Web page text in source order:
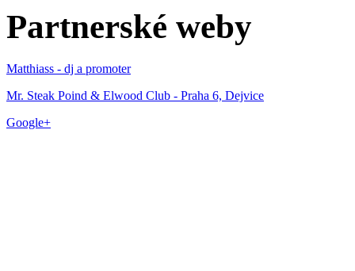
Partnerské weby
Matthiass - dj a promoter
Mr. Steak Poind & Elwood Club - Praha 6, Dejvice
Google+